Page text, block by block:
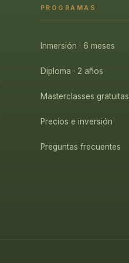
PROGRAMAS
Inmersión · 6 meses
Diploma · 2 años
Masterclasses gratuitas
Precios e inversión
Preguntas frecuentes